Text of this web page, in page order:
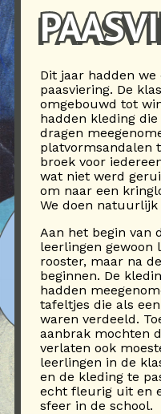
Dit jaar hadden
paasviering. De
omgebouwd tot
hadden kleding
dragen
platvormsandalen
broek voor
wat niet werd
om naar een
We doen
Aan het begin van
leerlingen gewoon
rooster, maar na
beginnen. De
hadden
tafeltjes die als
waren verdeeld.
aanbrak mochten
verlaten ook
leerlingen in de
en de kleding te
echt fleurig uit en
sfeer in de school.